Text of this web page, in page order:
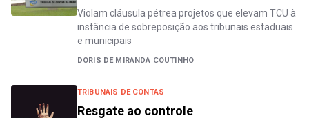
Violam cláusula pétrea projetos que elevam TCU à
instância de sobreposição aos tribunais estaduais
e municipais
DORIS DE MIRANDA COUTINHO
TRIBUNAIS DE CONTAS
Resgate ao controle